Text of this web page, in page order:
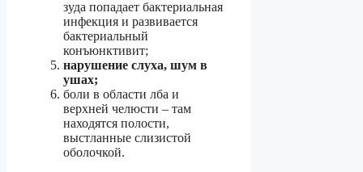
зуда попадает бактериальная
инфекция и развивается
бактериальный
конъюнктивит;
нарушение слуха, шум в
ушах;
боли в области лба и
верхней челюсти – там
находятся полости,
выстланные слизистой
оболочкой.